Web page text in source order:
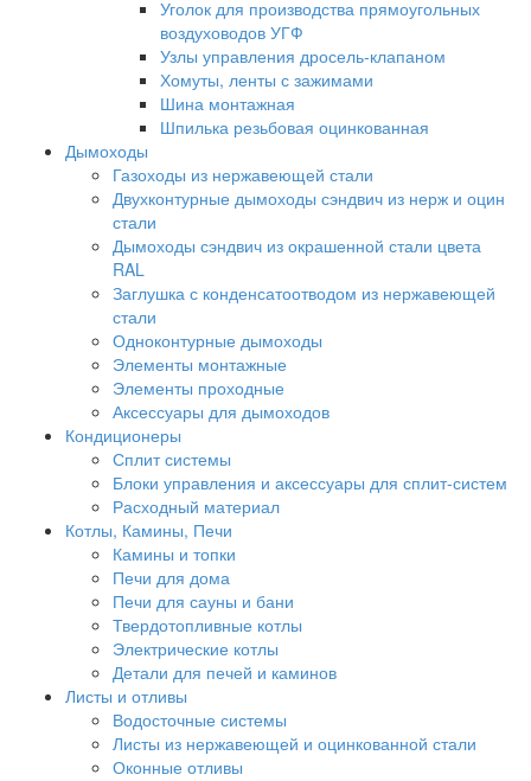
Уголок для производства прямоугольных
воздуховодов УГФ
Узлы управления дросель-клапаном
Хомуты, ленты с зажимами
Шина монтажная
Шпилька резьбовая оцинкованная
Дымоходы
Газоходы из нержавеющей стали
Двухконтурные дымоходы сэндвич из нерж и оцин
стали
Дымоходы сэндвич из окрашенной стали цвета
RAL
Заглушка с конденсатоотводом из нержавеющей
стали
Одноконтурные дымоходы
Элементы монтажные
Элементы проходные
Аксессуары для дымоходов
Кондиционеры
Сплит системы
Блоки управления и аксессуары для сплит-систем
Расходный материал
Котлы, Камины, Печи
Камины и топки
Печи для дома
Печи для сауны и бани
Твердотопливные котлы
Электрические котлы
Детали для печей и каминов
Листы и отливы
Водосточные системы
Листы из нержавеющей и оцинкованной стали
Оконные отливы